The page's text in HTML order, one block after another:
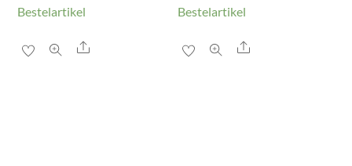
Bestelartikel
Share
Bestelartikel
Share